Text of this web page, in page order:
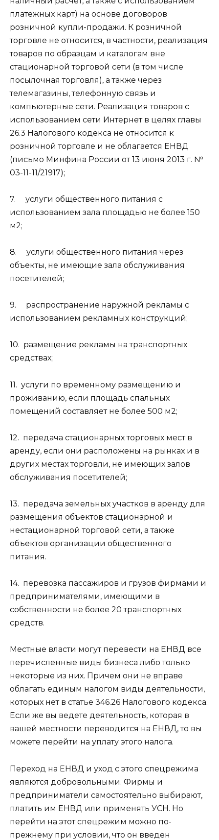
платежных карт) на основе договоров
розничной купли-продажи. К розничной
торговле не относится, в частности, реализация
товаров по образцам и каталогам вне
стационарной торговой сети (в том числе
посылочная торговля), а также через
телемагазины, телефонную связь и
компьютерные сети. Реализация товаров с
использованием сети Интернет в целях главы
26.3 Налогового кодекса не относится к
розничной торговле и не облагается ЕНВД
(письмо Минфина России от 13 июня 2013 г. №
03-11-11/21917);
7. услуги общественного питания с
использованием зала площадью не более 150
м2;
8. услуги общественного питания через
объекты, не имеющие зала обслуживания
посетителей;
9. распространение наружной рекламы с
использованием рекламных конструкций;
10. размещение рекламы на транспортных
средствах;
11. услуги по временному размещению и
проживанию, если площадь спальных
помещений составляет не более 500 м2;
12. передача стационарных торговых мест в
аренду, если они расположены на рынках и в
других местах торговли, не имеющих залов
обслуживания посетителей;
13. передача земельных участков в аренду для
размещения объектов стационарной и
нестационарной торговой сети, а также
объектов организации общественного
питания.
14. перевозка пассажиров и грузов фирмами и
предпринимателями, имеющими в
собственности не более 20 транспортных
средств.
Местные власти могут перевести на ЕНВД все
перечисленные виды бизнеса либо только
некоторые из них. Причем они не вправе
облагать единым налогом виды деятельности,
которых нет в статье 346.26 Налогового кодекса.
Если же вы ведете деятельность, которая в
вашей местности переводится на ЕНВД, то вы
можете перейти на уплату этого налога.
Переход на ЕНВД и уход с этого спецрежима
являются добровольными. Фирмы и
предприниматели самостоятельно выбирают,
платить им ЕНВД или применять УСН. Но
перейти на этот спецрежим можно по-
прежнему при условии, что он введен